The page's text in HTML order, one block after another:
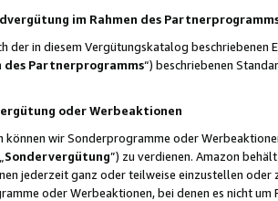
im Rahmen des
der in diesem Vergütungskatalog beschriebenen
des Partnerprogramms“) beschriebenen
oder Werbeaktionen
können wir Sonderprogramme oder
Sondervergütung”) zu verdienen. Amazon
jederzeit ganz oder teilweise einzustellen
oder Werbeaktionen, bei denen es nicht